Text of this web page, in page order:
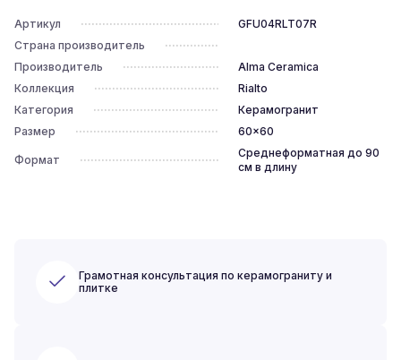
Артикул
GFU04RLT07R
Страна производитель
Производитель
Alma Ceramica
Коллекция
Rialto
Категория
Керамогранит
Размер
60x60
Формат
Среднеформатная до 90
см в длину
Грамотная консультация по керамограниту и
плитке